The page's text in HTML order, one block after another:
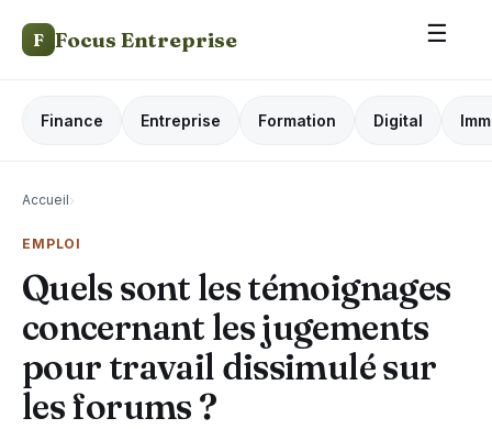
F Focus Entreprise ☰
Finance Entreprise Formation Digital
Accueil›
EMPLOI
Quels sont les témoignages
concernant les jugements
pour travail dissimulé sur
les forums ?